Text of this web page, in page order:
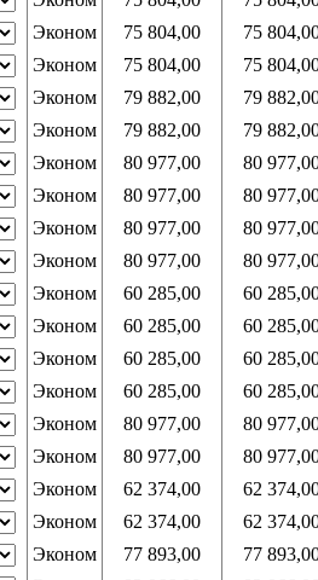
Эконом 75 804,00
75
Эконом 75 804,00
75
Эконом 79 882,00
79
Эконом 79 882,00
79
Эконом 80 977,00
80
Эконом 80 977,00
80
Эконом 80 977,00
80
Эконом 80 977,00
80
Эконом 60 285,00
60
Эконом 60 285,00
60
Эконом 60 285,00
60
Эконом 60 285,00
60
Эконом 80 977,00
80
Эконом 80 977,00
80
Эконом 62 374,00
62
Эконом 62 374,00
62
Эконом 77 893,00
77